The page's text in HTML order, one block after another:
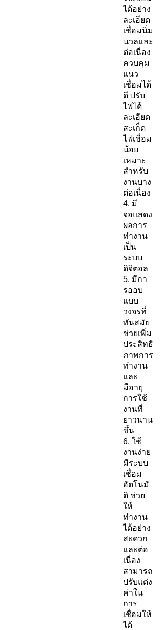
ได้อย่าง
ละเอียด
เชื่อมนิ่ม
นวลและ
ต่อเนื่อง
ควบคุม
แนว
เชื่อมได้
ดี ปรับ
ไฟได้
ละเอียด
สะเก็ด
ไฟเชื่อม
น้อย
เหมาะ
สำหรับ
งานบาง
ต่อเนื่อง
4. มี
จอแสดง
ผลการ
ทำงาน
เป็น
ระบบ
ดิจิตอล
5. มีกา
รออบ
แบบ
วงจรที่
ทันสมัย
ช่วยเพิ่ม
ประสิทธิ
ภาพการ
ทำงาน
และ
มีอายุ
การใช้
งานที่
ยาวนาน
ขึ้น
6. ใช้
งานง่าย
มีระบบ
เชื่อม
อัตโนมั
ติ ช่วย
ให้
ทำงาน
ได้อย่าง
สะดวก
และต่อ
เนื่อง
สามารถ
ปรับแต่ง
ค่าใน
การ
เชื่อมให้
ได้